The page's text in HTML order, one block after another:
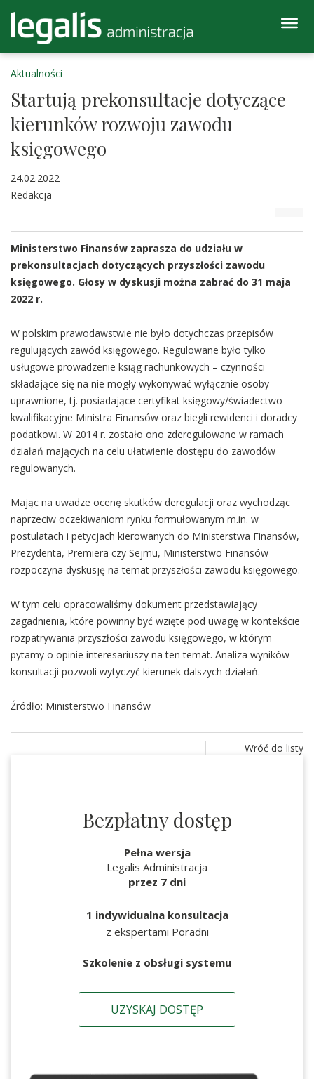
Aktualności
Startują prekonsultacje dotyczące
kierunków rozwoju zawodu
księgowego
24.02.2022
Redakcja
Ministerstwo Finansów zaprasza do udziału w
prekonsultacjach dotyczących przyszłości zawodu
księgowego. Głosy w dyskusji można zabrać do 31 maja
2022 r.
W polskim prawodawstwie nie było dotychczas przepisów
regulujących zawód księgowego. Regulowane było tylko
usługowe prowadzenie ksiąg rachunkowych – czynności
składające się na nie mogły wykonywać wyłącznie osoby
uprawnione, tj. posiadające certyfikat księgowy/świadectwo
kwalifikacyjne Ministra Finansów oraz biegli rewidenci i doradcy
podatkowi. W 2014 r. zostało ono zderegulowane w ramach
działań mających na celu ułatwienie dostępu do zawodów
regulowanych.
Mając na uwadze ocenę skutków deregulacji oraz wychodząc
naprzeciw oczekiwaniom rynku formułowanym m.in. w
postulatach i petycjach kierowanych do Ministerstwa Finansów,
Prezydenta, Premiera czy Sejmu, Ministerstwo Finansów
rozpoczyna dyskusję na temat przyszłości zawodu księgowego.
W tym celu opracowaliśmy dokument przedstawiający
zagadnienia, które powinny być wzięte pod uwagę w kontekście
rozpatrywania przyszłości zawodu księgowego, w którym
pytamy o opinie interesariuszy na ten temat. Analiza wyników
konsultacji pozwoli wytyczyć kierunek dalszych działań.
Źródło: Ministerstwo Finansów
Wróć do listy
Bezpłatny dostęp
Pełna wersja
Legalis Administracja
przez 7 dni
1 indywidualna konsultacja
z ekspertami Poradni
Szkolenie z obsługi systemu
UZYSKAJ DOSTĘP